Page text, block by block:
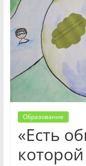
Образование
«Есть